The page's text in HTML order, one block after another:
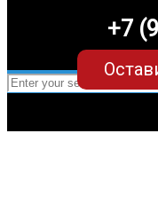
+7